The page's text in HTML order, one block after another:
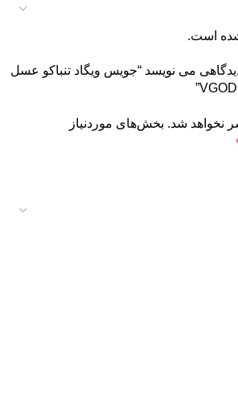
است.
می نویسد “جویس ویگاد تنباکو عسل
نخواهد شد. بخش‌های موردنیاز